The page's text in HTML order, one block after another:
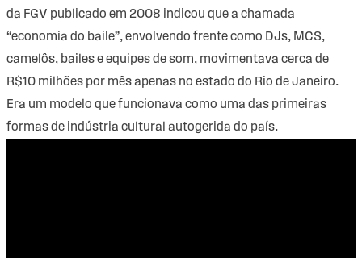
da FGV publicado em 2008 indicou que a chamada
“economia do baile”, envolvendo frente como DJs, MCS,
camelôs, bailes e equipes de som, movimentava cerca de
R$10 milhões por mês apenas no estado do Rio de Janeiro.
Era um modelo que funcionava como uma das primeiras
formas de indústria cultural autogerida do país.